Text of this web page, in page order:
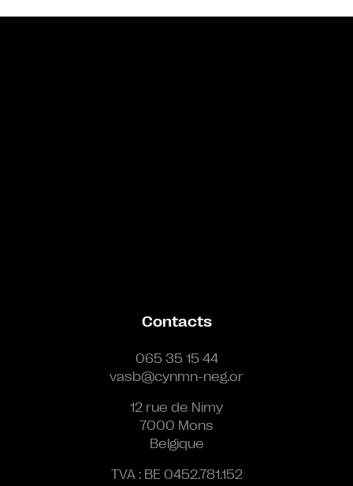
Contacts
065 35 15 44
vasb@cynmn-neg.or
12 rue de Nimy
7000 Mons
Belgique
TVA : BE 0452.781.152